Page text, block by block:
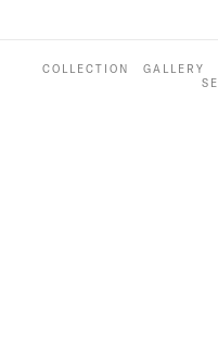
COLLECTION GALLERY
SE